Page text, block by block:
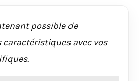
possible de
caractéristiques avec vos